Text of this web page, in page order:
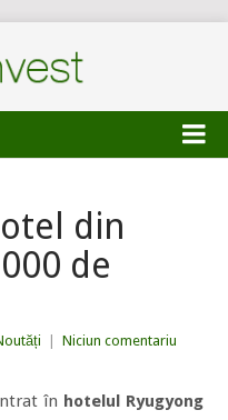
din
de
Niciun comentariu
în hotelul Ryugyong